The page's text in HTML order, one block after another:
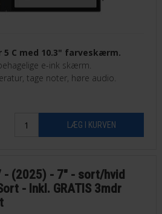
5 C med 10.3" farveskærm.
e-ink skærm.
tage noter, høre audio.
- (2025) - 7" - sort/hvid
- Inkl. GRATIS 3mdr